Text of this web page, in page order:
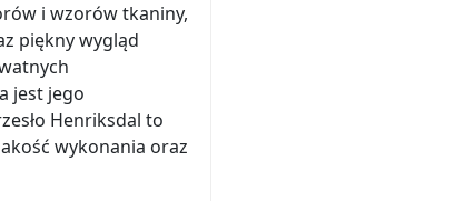
i wzorów tkaniny,
piękny wygląd
jest jego
Henriksdal to
wykonania oraz